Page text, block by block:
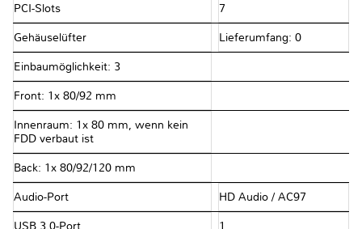
PCI-Slots 7
Gehäuselüfter Lieferumfang: 0
Einbaumöglichkeit: 3
Front: 1x 80/92 mm
Innenraum: 1x 80 mm, wenn kein
FDD verbaut ist
Back: 1x 80/92/120 mm
Audio-Port HD Audio / AC97